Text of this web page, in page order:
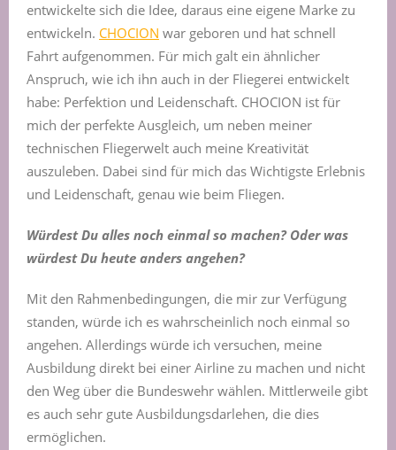
entwickelte sich die Idee, daraus eine eigene Marke zu
entwickeln. CHOCION war geboren und hat schnell
Fahrt aufgenommen. Für mich galt ein ähnlicher
Anspruch, wie ich ihn auch in der Fliegerei entwickelt
habe: Perfektion und Leidenschaft. CHOCION ist für
mich der perfekte Ausgleich, um neben meiner
technischen Fliegerwelt auch meine Kreativität
auszuleben. Dabei sind für mich das Wichtigste Erlebnis
und Leidenschaft, genau wie beim Fliegen.
Würdest Du alles noch einmal so machen? Oder was
würdestDu heute anders angehen?
Mit den Rahmenbedingungen, die mir zur Verfügung
standen, würde ich es wahrscheinlich noch einmal so
angehen. Allerdings würde ich versuchen, meine
Ausbildung direkt bei einer Airline zu machen und nicht
den Weg über die Bundeswehr wählen. Mittlerweile gibt
es auch sehr gute Ausbildungsdarlehen, die dies
ermöglichen.